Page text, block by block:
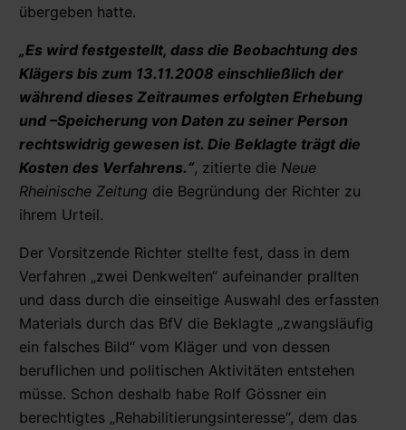
übergeben hatte.
„Es wird festgestellt, dass die Beobachtung des
Klägers bis zum 13.11.2008 einschließlich der
während dieses Zeitraumes erfolgten Erhebung
und –Speicherung von Daten zu seiner Person
rechtswidrig gewesen ist. Die Beklagte trägt die
Kosten des Verfahrens.“, zitierte die Neue
Rheinische Zeitung die Begründung der Richter zu
ihrem Urteil.
Der Vorsitzende Richter stellte fest, dass in dem
Verfahren „zwei Denkwelten“ aufeinander prallten
und dass durch die einseitige Auswahl des erfassten
Materials durch das BfV die Beklagte „zwangsläufig
ein falsches Bild“ vom Kläger und von dessen
beruflichen und politischen Aktivitäten entstehen
müsse. Schon deshalb habe Rolf Gössner ein
berechtigtes „Rehabilitierungsinteresse“, dem das